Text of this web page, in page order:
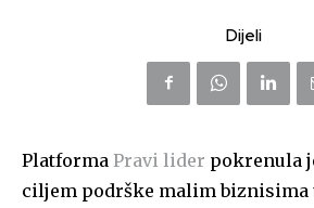
Dijeli
Platforma Pravi lider pokrenula
ciljem podrške malim biznisima